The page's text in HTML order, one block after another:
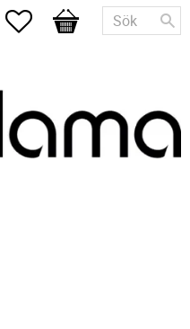
Favoriter
Kundvagn